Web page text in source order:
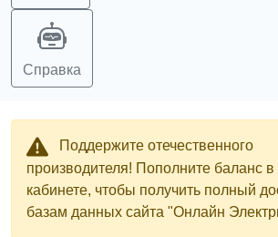
Справка
Поддержите отечественного
производителя! Пополните баланс
кабинете, чтобы получить полный
базам данных сайта "Онлайн